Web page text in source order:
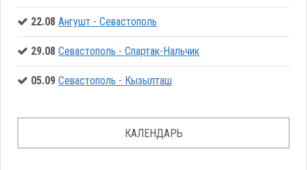
22.08 Ангушт - Севастополь
29.08 Севастополь - Спартак-Нальчик
05.09 Севастополь - Кызылташ
КАЛЕНДАРЬ